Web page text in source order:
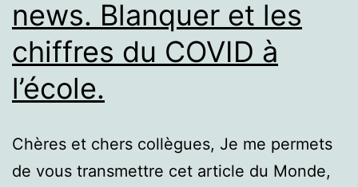
news. Blanquer et les
chiffres du COVID à
l’école.
Chères et chers collègues, Je me permets
de vous transmettre cet article du Monde,